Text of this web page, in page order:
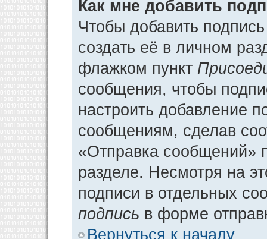
Как мне добавить
Чтобы добавить
создать её в личном
флажком пункт
сообщения, чтобы
настроить добавление
сообщениям, сделав
«Отправка сообщений»
разделе. Несмотря на
подписи в отдельных
подпись в форме
Вернуться к началу